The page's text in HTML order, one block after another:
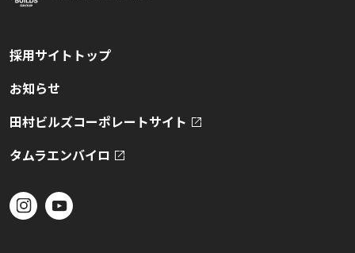
採用サイトトップ
お知らせ
田村ビルズコーポレートサイト
タムラエンバイロ